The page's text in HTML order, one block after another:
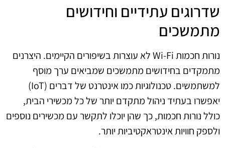
שדרוגים עתידיים וחידושים
מתמשכים
נורות חכמות Wi-Fi לא עוצרות בשיפורים הקיימים. היצרנים
מתמקדים בחידושים מתמשכים שמביאים ערך מוסף
למשתמשים. טכנולוגיות כמו אינטרנט של דברים (IoT)
יאפשרו בעתיד ניהול מתקדם יותר של כל מכשירי הבית,
כולל נורות חכמות, כך שהן יוכלו לתקשר עם מכשירים נוספים
ולספק חוויות אינטראקטיביות יותר.